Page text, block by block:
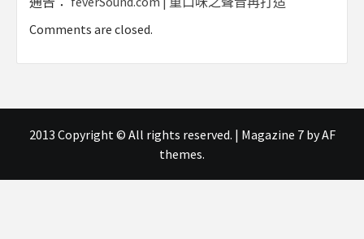
Comments are closed.
2013 Copyright © All rights reserved. | Magazine 7by AF
themes.